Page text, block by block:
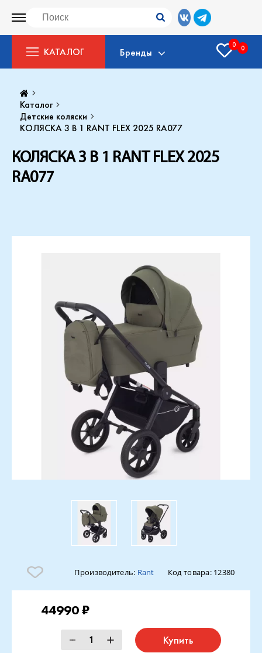
КАТАЛОГ Бренды
0 0
Каталог
Детские коляски
КОЛЯСКА 3 В 1 RANT FLEX 2025 RA077
КОЛЯСКА 3 В 1 RANT FLEX 2025
RA077
Производитель: Rant Код товара: 12380
44990 ₽
Купить